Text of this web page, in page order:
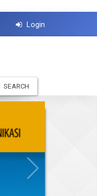
Login
SEARCH